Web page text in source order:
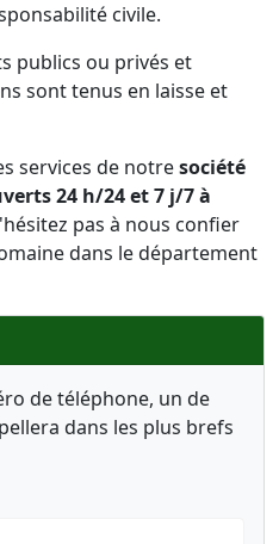
civile.
publics ou privés et
sont tenus en laisse et
services de notresociété
24 h/24 et 7 j/7 à
pas à nous confier
dans le département
de téléphone, un de
dans les plus brefs